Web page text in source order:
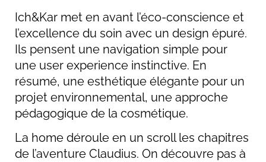
Ich&Kar met en avant l’éco-conscience et
l’excellence du soin avec un design épuré.
Ils pensent une navigation simple pour
une user experience instinctive. En
résumé, une esthétique élégante pour un
projet environnemental, une approche
pédagogique de la cosmétique.
La home déroule en un scroll les chapitres
de l’aventure Claudius. On découvre pas à